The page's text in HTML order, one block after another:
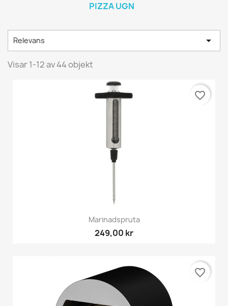
PIZZA UGN
Relevans 
Visar 1-12 av 44 objekt
Marinadspruta
249,00 kr
favorite_border
favorite_border